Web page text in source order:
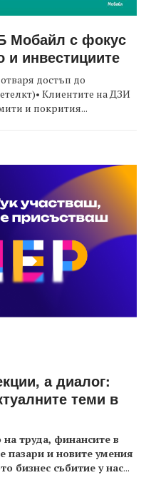
Мобайл с фокус
и инвестициите
достъп до
Клиентите на ДЗИ
и покрития...
а диалог:
теми в
труда, финансите в
пазари и новите умения
бизнес събитие у нас...